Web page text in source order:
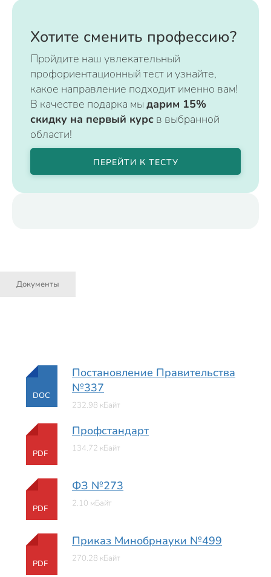
Хотите сменить профессию?
Пройдите наш увлекательный
профориентационный тест и узнайте,
какое направление подходит именно вам!
В качестве подарка мы дарим 15%
скидку на первый курс в выбранной
области!
ПЕРЕЙТИ К ТЕСТУ
Документы
DOC
Постановление Правительства
№337
232.98 кБайт
PDF
Профстандарт
134.72 кБайт
PDF
ФЗ №273
2.10 мБайт
PDF
Приказ Минобрнауки №499
270.28 кБайт